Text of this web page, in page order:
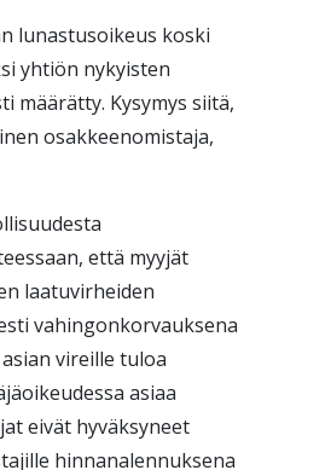
lunastusoikeus koski
yhtiön nykyisten
määrätty. Kysymys siitä,
osakkeenomistaja,
että myyjät
laatuvirheiden
vahingonkorvauksena
vireille tuloa
asiaa
eivät hyväksyneet
hinnanalennuksena